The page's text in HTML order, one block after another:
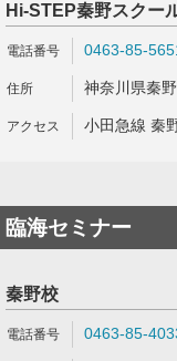
Hi-STEP秦野スクー
0463-85-
神奈川県秦
小田急線 秦
臨海セミナー
秦野校
0463-85-